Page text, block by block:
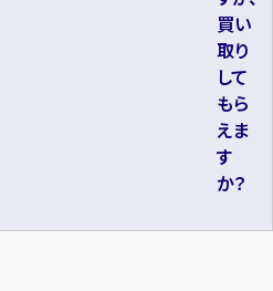
買い
取り
して
もら
えま
す
か？